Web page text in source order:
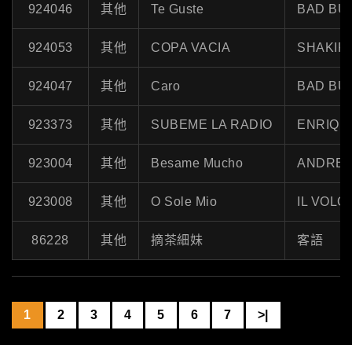
924046 其他 Te Guste BAD
924053 其他 COPA VACIA
924047 其他 Caro BAD
923373 其他 SUBEME LA RADIO
923004 其他 Besame Mucho
923008 其他 O Sole Mio IL VOLO
86228 其他 摘茶細妹 客語
1 2 3 4 5 6 7 >|